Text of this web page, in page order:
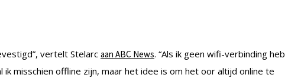
vertelt Stelarc aan ABC News. “Als ik geen wifi-verbinding heb
misschien offline zijn, maar het idee is om het oor altijd online te